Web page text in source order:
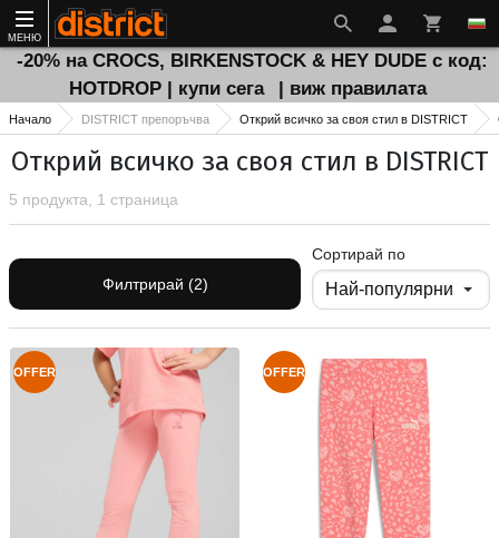
МЕНЮ
-20% на CROCS, BIRKENSTOCK & HEY DUDE с код:
HOTDROP | купи сега
| виж правилата
Начало DISTRICT препоръчва Открий всичко за своя стил в DISTRICT
Открий всичко за своя стил в DISTRICT
5 продукта, 1 страница
Филтрирай (2)
Сортирай по
OFFER OFFER